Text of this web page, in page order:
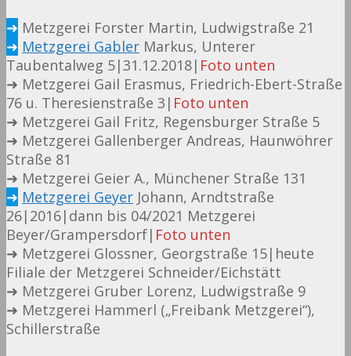
➜ Metzgerei Forster Martin, Ludwigstraße 21
➜ Metzgerei Gabler Markus, Unterer
Taubentalweg 5|31.12.2018| Foto unten
➜ Metzgerei Gail Erasmus, Friedrich-Ebert-Straße
76 u. Theresienstraße 3| Foto unten
➜ Metzgerei Gail Fritz, Regensburger Straße 5
➜ Metzgerei Gallenberger Andreas, Haunwöhrer
Straße 81
➜ Metzgerei Geier A., Münchener Straße 131
➜ Metzgerei Geyer Johann, Arndtstraße
26|2016|dann bis 04/2021 Metzgerei
Beyer/Grampersdorf| Foto unten
➜ Metzgerei Glossner, Georgstraße 15|heute
Filiale der Metzgerei Schneider/Eichstätt
➜ Metzgerei Gruber Lorenz, Ludwigstraße 9
➜ Metzgerei Hammerl („Freibank Metzgerei“),
Schillerstraße